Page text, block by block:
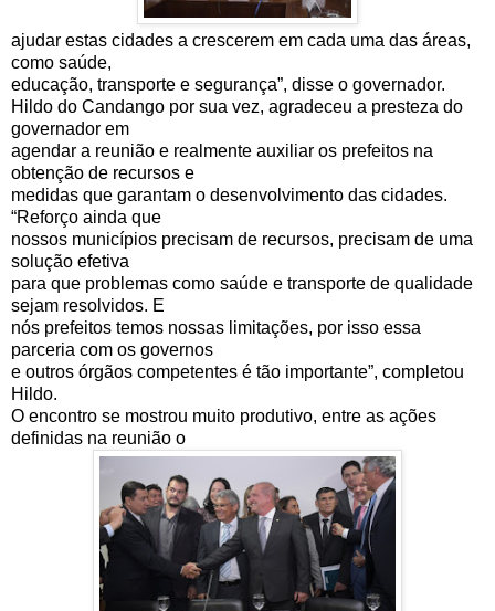
ajudar estas cidades a crescerem em cada uma das áreas,
como saúde,
educação, transporte e segurança”, disse o governador.
Hildo do Candango por sua vez, agradeceu a presteza do
governador em
agendar a reunião e realmente auxiliar os prefeitos na
obtenção de recursos e
medidas que garantam o desenvolvimento das cidades.
“Reforço ainda que
nossos municípios precisam de recursos, precisam de uma
solução efetiva
para que problemas como saúde e transporte de qualidade
sejam resolvidos. E
nós prefeitos temos nossas limitações, por isso essa
parceria com os governos
e outros órgãos competentes é tão importante”, completou
Hildo.
O encontro se mostrou muito produtivo, entre as ações
definidas na reunião o